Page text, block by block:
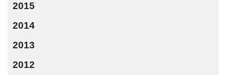
2015
2014
2013
2012